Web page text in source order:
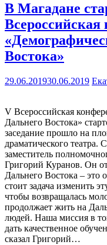
В Магадане
Востока»
29.06.201930.06.2019
V Всероссийская
Дальнего Востока»
заседание прошло на
драматического
заместитель
Григорий Куранов. Он
Дальнего Востока – это
стоит задача изменить
чтобы возвращалась
продолжает жить на
людей. Наша миссия в
дать качественное
сказал Григорий…